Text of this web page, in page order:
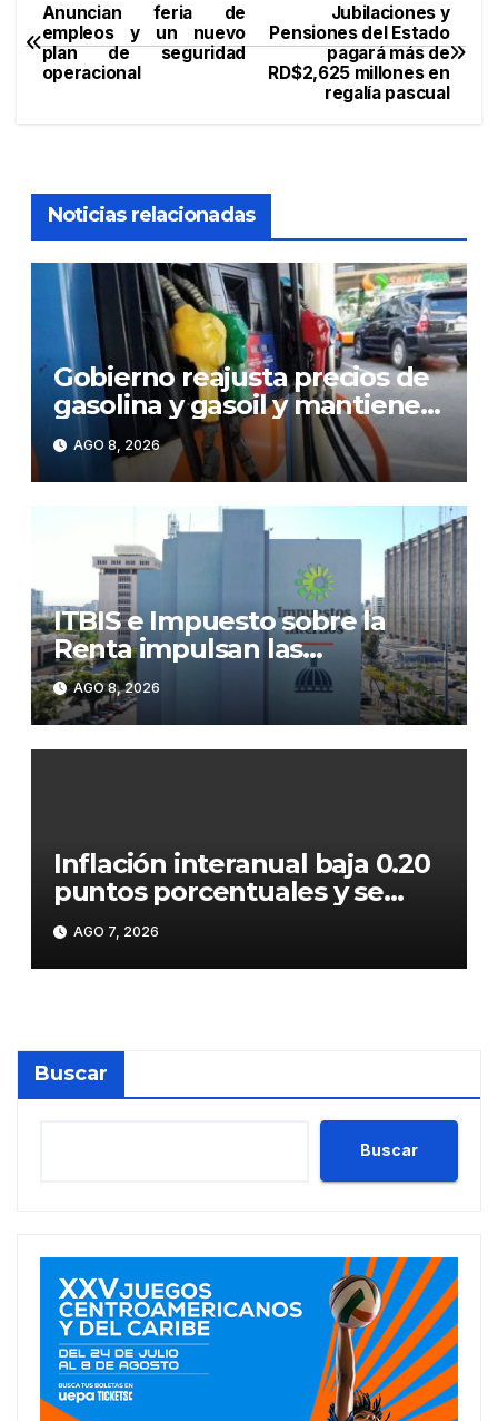
Navegación
de
Jubilaciones y
Pensiones del Estado
pagará más de
RD$2,625 millones en
regalía pascual
Anuncian feria de
empleos y un nuevo
plan de seguridad
operacional
Noticias relacionadas
Gobierno reajusta precios de
gasolina y gasoil y mantiene
congelado el GLP
AGO 8, 2026
ITBIS e Impuesto sobre la
Renta impulsan las
recaudaciones de la DGII;
superan los RD$81,475
millones en julio
AGO 8, 2026
Inflación interanual baja 0.20
puntos porcentuales y se
sitúa en 5.47 %
AGO 7, 2026
Buscar
Buscar